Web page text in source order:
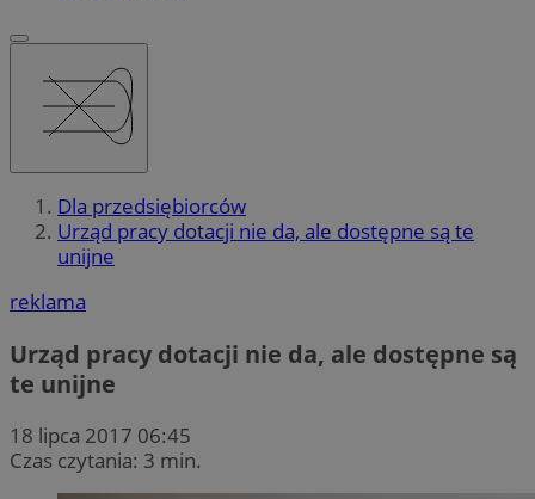
Dla przedsiębiorców
Urząd pracy dotacji nie da, ale dostępne są te
unijne
reklama
Urząd pracy dotacji nie da, ale dostępne są
te unijne
18 lipca 2017 06:45
Czas czytania: 3 min.